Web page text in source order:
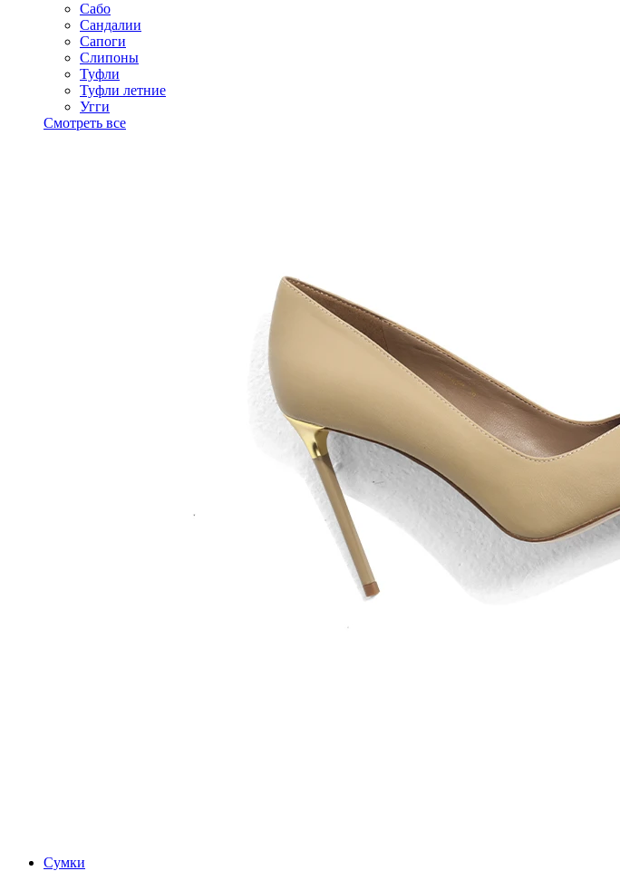
Сабо
Сандалии
Сапоги
Слипоны
Туфли
Туфли летние
Угги
Смотреть все
Сумки